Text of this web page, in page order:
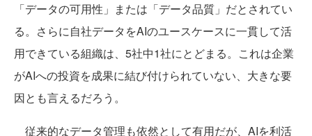
「データの可用性」または「データ品質」だとされてい
る。さらに自社データをAIのユースケースに一貫して活
用できている組織は、5社中1社にとどまる。これは企業
がAIへの投資を成果に結び付けられていない、大きな要
因とも言えるだろう。
従来的なデータ管理も依然として有用だが、AIを利活